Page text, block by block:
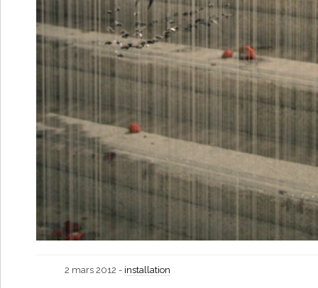
2 mars 2012 - installation